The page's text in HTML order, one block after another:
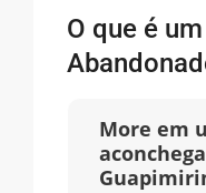
O que é
More em